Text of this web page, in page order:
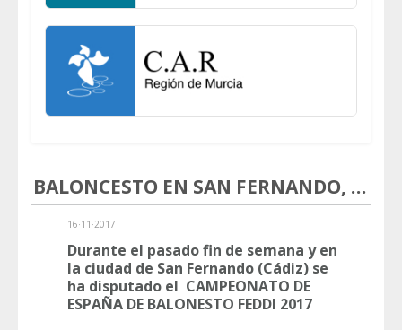
BALONCESTO EN SAN FERNANDO, OTRO ÉXITO DE PRIMI SPORT
16·11·2017
Durante el pasado fin de semana y en
la ciudad de San Fernando (Cádiz) se
ha disputado el CAMPEONATO DE
ESPAÑA DE BALONESTO FEDDI 2017